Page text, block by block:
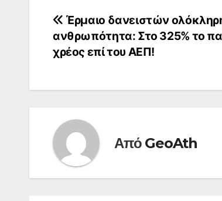
Πλοήγηση
άρθρων
Έρμαιο δανειστών
ανθρωπότητα: Στο 325% το
χρέος επί του ΑΕΠ!
Από GeoAth